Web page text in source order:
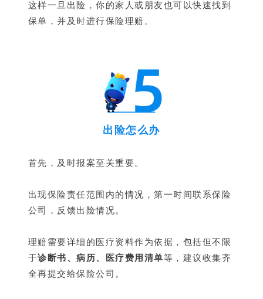
这样一旦出险，你的家人或朋友也可以快速找到
保单，并及时进行保险理赔。
出险怎么办
首先，及时报案至关重要。
出现保险责任范围内的情况，第一时间联系保险
公司，反馈出险情况。
理赔需要详细的医疗资料作为依据，包括但不限
于诊断书、病历、医疗费用清单等，建议收集齐
全再提交给保险公司。